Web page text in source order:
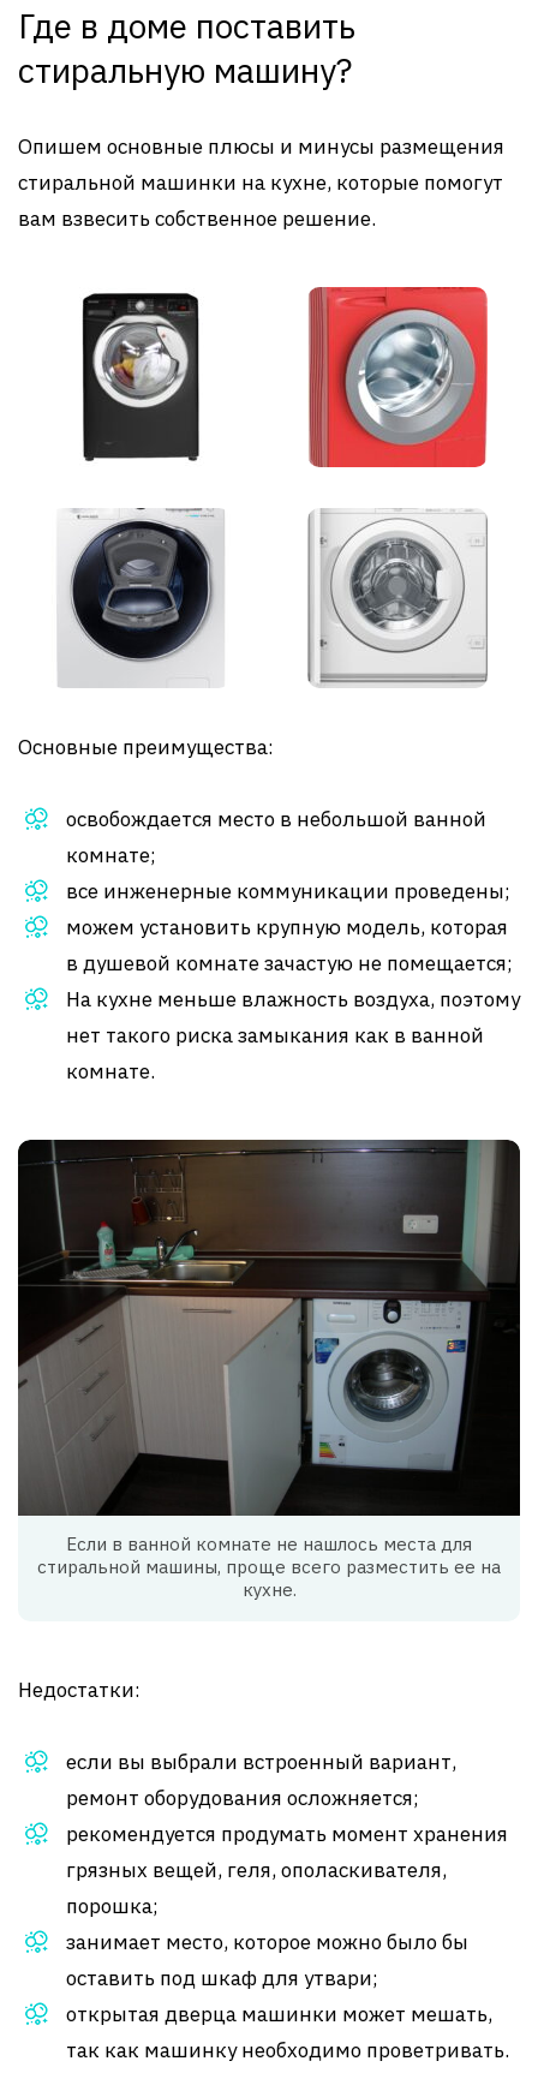
Где в доме поставить
стиральную машину?
Опишем основные плюсы и минусы размещения
стиральной машинки на кухне, которые помогут
вам взвесить собственное решение.
Основные преимущества:
освобождается место в небольшой ванной
комнате;
все инженерные коммуникации проведены;
можем установить крупную модель, которая
в душевой комнате зачастую не помещается;
На кухне меньше влажность воздуха, поэтому
нет такого риска замыкания как в ванной
комнате.
Если в ванной комнате не нашлось места для
стиральной машины, проще всего разместить ее на
кухне.
Недостатки:
если вы выбрали встроенный вариант,
ремонт оборудования осложняется;
рекомендуется продумать момент хранения
грязных вещей, геля, ополаскивателя,
порошка;
занимает место, которое можно было бы
оставить под шкаф для утвари;
открытая дверца машинки может мешать,
так как машинку необходимо проветривать.